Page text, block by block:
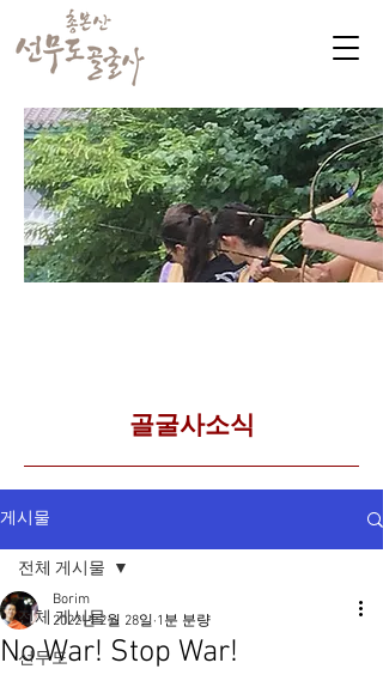
​골굴사소식
게시물
전체 게시물
선무도
전체 게시물
No War! Stop War!
Borim
2022년 2월 28일 1분 분량